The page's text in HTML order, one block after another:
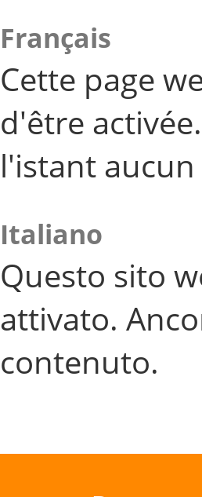
Français
Cette page
d'être
l'istant
Italiano
Questo sito
attivato.
contenuto.